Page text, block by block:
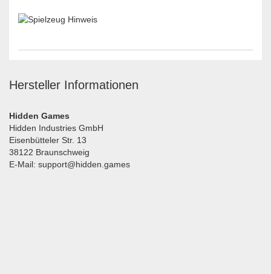
Hersteller Informationen
Hidden Games
Hidden Industries GmbH
Eisenbütteler Str. 13
38122 Braunschweig
E-Mail: support@hidden.games